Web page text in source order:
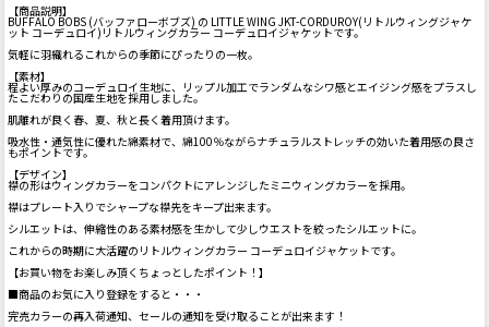
【商品説明】
BUFFALO BOBS (バッファローボブズ) の LITTLE WING JKT-CORDUROY(リトルウィングジャケ
ット コーデュロイ)リトルウィングカラー コーデュロイジャケットです。
気軽に羽織れるこれからの季節にぴったりの一枚。
【素材】
程よい厚みのコーデュロイ生地に、リップル加工でランダムなシワ感とエイジング感をプラスし
たこだわりの国産生地を採用しました。
肌離れが良く春、夏、秋と長く着用頂けます。
吸水性・通気性に優れた綿素材で、綿100％ながらナチュラルストレッチの効いた着用感の良さ
もポイントです。
【デザイン】
襟の形はウィングカラーをコンパクトにアレンジしたミニウィングカラーを採用。
襟はプレート入りでシャープな襟先をキープ出来ます。
シルエットは、伸縮性のある素材感を生かして少しウエストを絞ったシルエットに。
これからの時期に大活躍のリトルウィングカラー コーデュロイジャケットです。
【お買い物をお楽しみ頂くちょっとしたポイント！】
■商品のお気に入り登録をすると・・・
完売カラーの再入荷通知、セールの通知を受け取ることが出来ます！